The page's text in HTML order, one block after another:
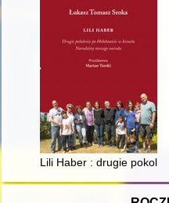
Lili Haber : drugie